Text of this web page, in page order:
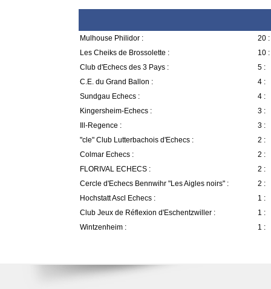
Mulhouse Philidor :
20 :
Les Cheiks de Brossolette :
10 :
Club d'Echecs des 3 Pays :
5 :
C.E. du Grand Ballon :
4 :
Sundgau Echecs :
4 :
Kingersheim-Echecs :
3 :
Ill-Regence :
3 :
"cle" Club Lutterbachois d'Echecs :
2 :
Colmar Echecs :
2 :
FLORIVAL ECHECS :
2 :
Cercle d'Echecs Bennwihr "Les Aigles noirs" :
2 :
Hochstatt Ascl Echecs :
1 :
Club Jeux de Réflexion d'Eschentzwiller :
1 :
Wintzenheim :
1 :